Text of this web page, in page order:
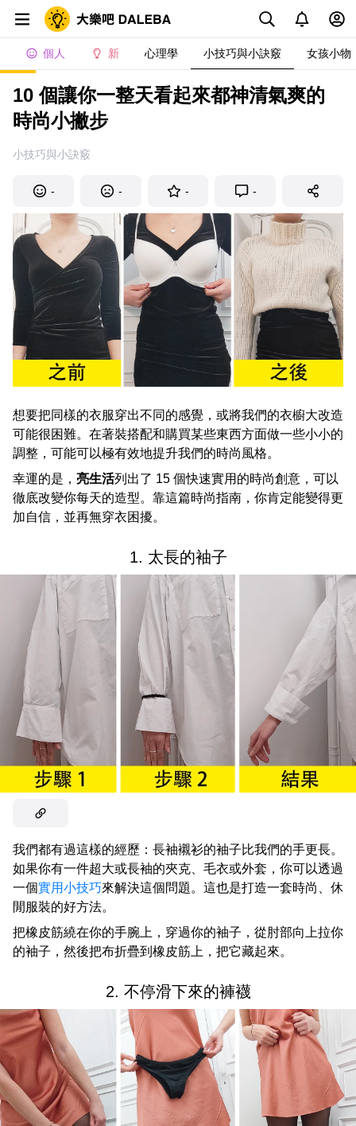
個人 新 心理學 小技巧與小訣竅 女孩小物
10 個讓你一整天看起來都神清氣爽的
時尚小撇步
小技巧與小訣竅
- - - -
想要把同樣的衣服穿出不同的感覺，或將我們的衣櫥大改造
可能很困難。在著裝搭配和購買某些東西方面做一些小小的
調整，可能可以極有效地提升我們的時尚風格。
幸運的是， 亮生活列出了 15 個快速實用的時尚創意，可以
徹底改變你每天的造型。靠這篇時尚指南，你肯定能變得更
加自信，並再無穿衣困擾。
1. 太長的袖子
我們都有過這樣的經歷：長袖襯衫的袖子比我們的手更長。
如果你有一件超大或長袖的夾克、毛衣或外套，你可以透過
一個實用小技巧來解決這個問題。這也是打造一套時尚、休
閒服裝的好方法。
把橡皮筋繞在你的手腕上，穿過你的袖子，從肘部向上拉你
的袖子，然後把布折疊到橡皮筋上，把它藏起來。
2. 不停滑下來的褲襪